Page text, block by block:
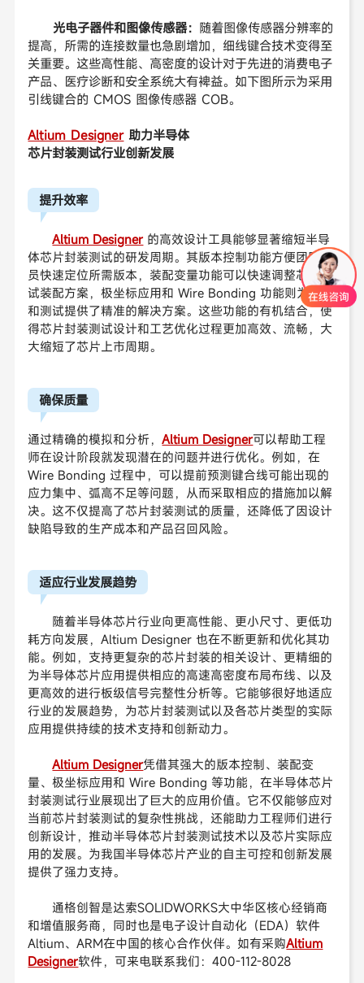
光电子器件和图像传感器： 随着图像传感器分辨率的
提高，所需的连接数量也急剧增加，细线键合技术变得至
关重要。这些高性能、高密度的设计对于先进的消费电子
产品、医疗诊断和安全系统大有裨益。如下图所示为采用
引线键合的 CMOS 图像传感器 COB。
Altium Designer助力半导体
芯片封装测试行业创新发展
提升效率
Altium Designer 的高效设计工具能够显著缩短半导
体芯片封装测试的研发周期。其版本控制功能方便团队成
员快速定位所需版本，装配变量功能可以快速调整芯片测
试装配方案，极坐标应用和 Wire Bonding 功能则为封装
和测试提供了精准的解决方案。这些功能的有机结合，使
得芯片封装测试设计和工艺优化过程更加高效、流畅，大
大缩短了芯片上市周期。
确保质量
通过精确的模拟和分析，Altium Designer可以帮助工程
师在设计阶段就发现潜在的问题并进行优化。例如，在
Wire Bonding 过程中，可以提前预测键合线可能出现的
应力集中、弧高不足等问题，从而采取相应的措施加以解
决。这不仅提高了芯片封装测试的质量，还降低了因设计
缺陷导致的生产成本和产品召回风险。
适应行业发展趋势
随着半导体芯片行业向更高性能、更小尺寸、更低功
耗方向发展，Altium Designer 也在不断更新和优化其功
能。例如，支持更复杂的芯片封装的相关设计、更精细的
为半导体芯片应用提供相应的高速高密度布局布线、以及
更高效的进行板级信号完整性分析等。它能够很好地适应
行业的发展趋势，为芯片封装测试以及各芯片类型的实际
应用提供持续的技术支持和创新动力。
Altium Designer凭借其强大的版本控制、装配变
量、极坐标应用和 Wire Bonding 等功能，在半导体芯片
封装测试行业展现出了巨大的应用价值。它不仅能够应对
当前芯片封装测试的复杂性挑战，还能助力工程师们进行
创新设计，推动半导体芯片封装测试技术以及芯片实际应
用的发展。为我国半导体芯片产业的自主可控和创新发展
提供了强力支持。
通格创智是达索SOLIDWORKS大中华区核心经销商
和增值服务商，同时也是电子设计自动化（EDA）软件
Altium、ARM在中国的核心合作伙伴。如有采购Altium
Designer软件，可来电联系我们：400-112-8028